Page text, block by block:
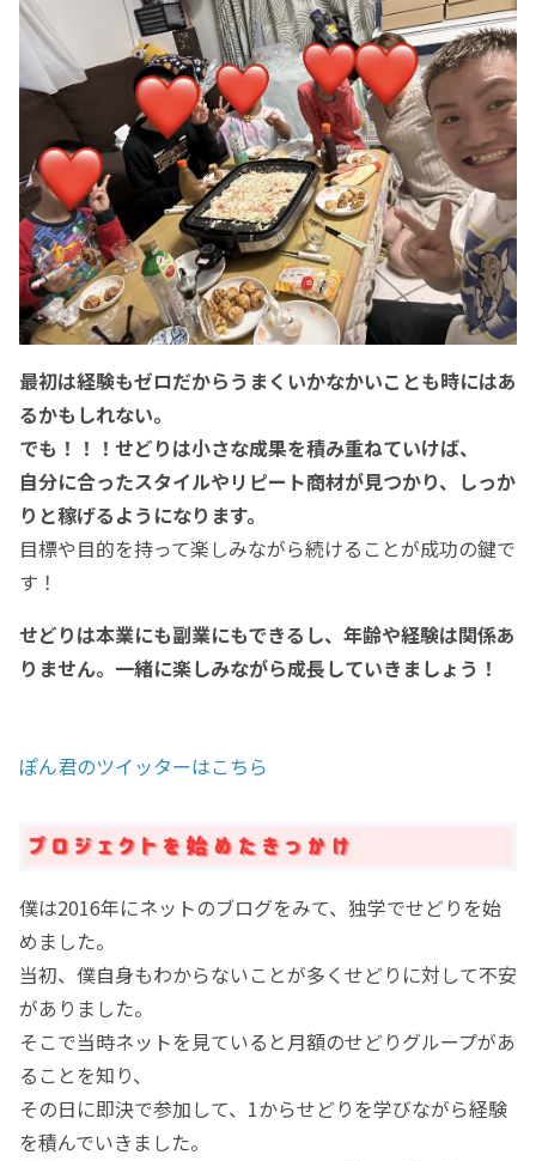
最初は経験もゼロだからうまくいかなかいことも時にはあ
るかもしれない。
でも！！！せどりは小さな成果を積み重ねていけば、
自分に合ったスタイルやリピート商材が見つかり、しっか
りと稼げるようになります。
目標や目的を持って楽しみながら続けることが成功の鍵で
す！
せどりは本業にも副業にもできるし、年齢や経験は関係あ
りません。一緒に楽しみながら成長していきましょう！
ぽん君のツイッターはこちら
僕は2016年にネットのブログをみて、独学でせどりを始
めました。
当初、僕自身もわからないことが多くせどりに対して不安
がありました。
そこで当時ネットを見ていると月額のせどりグループがあ
ることを知り、
その日に即決で参加して、1からせどりを学びながら経験
を積んでいきました。